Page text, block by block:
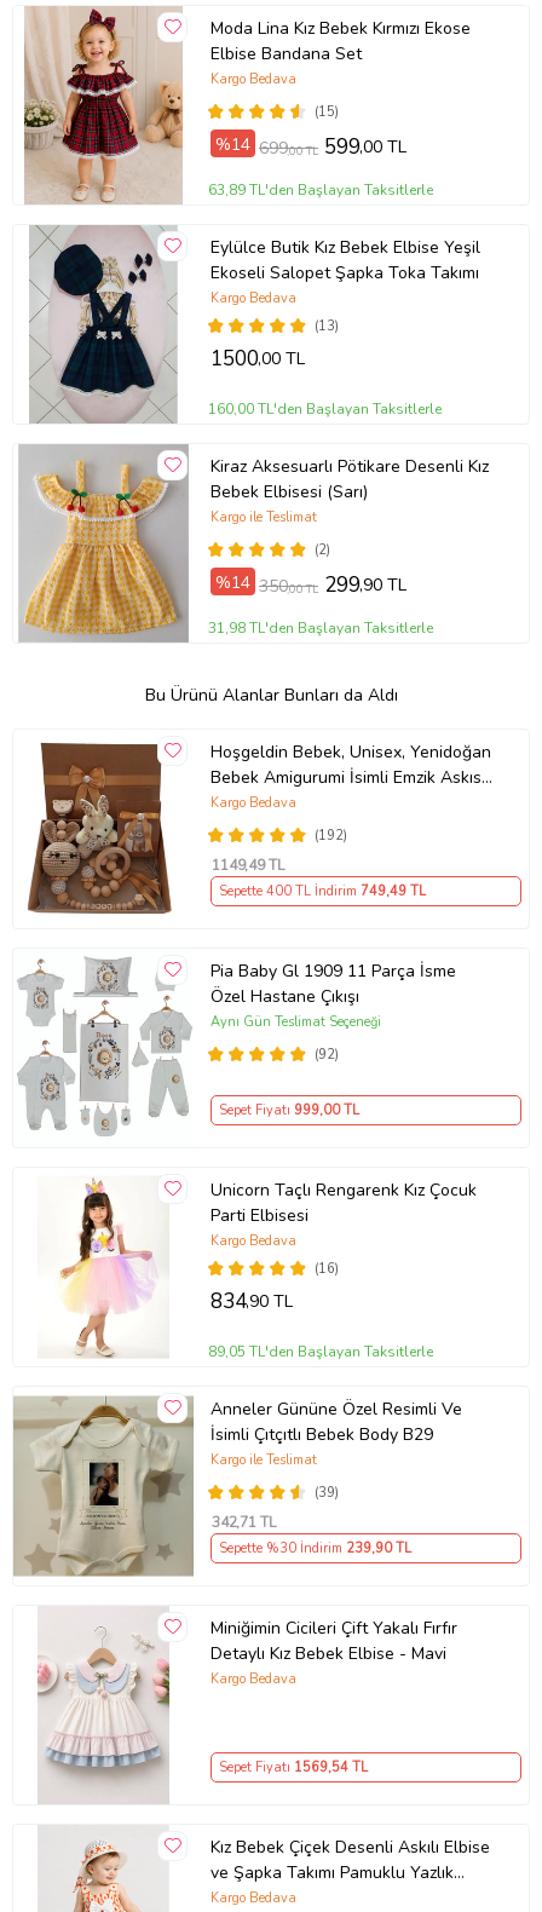
Moda Lina Kız Bebek Kırmızı Ekose
Elbise Bandana Set
(15)
Kargo Bedava
%14 699,00 TL 599,00 TL
63,89 TL'den Başlayan Taksitlerle
Eylülce Butik Kız Bebek Elbise Yeşil
Ekoseli Salopet Şapka Toka Takımı
(13)
Kargo Bedava
1500,00 TL
160,00 TL'den Başlayan Taksitlerle
Kiraz Aksesuarlı Pötikare Desenli Kız
Bebek Elbisesi (Sarı)
(2)
Kargo ile Teslimat
%14 350,00 TL 299,90 TL
31,98 TL'den Başlayan Taksitlerle
Bu Ürünü Alanlar Bunları da Aldı
Hoşgeldin Bebek, Unisex, Yenidoğan
Bebek Amigurumi İsimli Emzik Askısı
Hediye Seti
(192)
Kargo Bedava
1149,49 TL
Sepette 400 TL İndirim 749,49 TL
Pia Baby Gl 1909 11 Parça İsme
Özel Hastane Çıkışı
(92)
Aynı Gün Teslimat Seçeneği
Sepet Fiyatı 999,00 TL
Unicorn Taçlı Rengarenk Kız Çocuk
Parti Elbisesi
(16)
Kargo Bedava
834,90 TL
89,05 TL'den Başlayan Taksitlerle
Anneler Gününe Özel Resimli Ve
İsimli Çıtçıtlı Bebek Body B29
(39)
Kargo ile Teslimat
342,71 TL
Sepette %30 İndirim 239,90 TL
Miniğimin Cicileri Çift Yakalı Fırfır
Detaylı Kız Bebek Elbise - Mavi
Kargo Bedava
Sepet Fiyatı 1569,54 TL
Kız Bebek Çiçek Desenli Askılı Elbise
ve Şapka Takımı Pamuklu Yazlık
Papatya Desenli Fiyonklu Bebek
Kargo Bedava